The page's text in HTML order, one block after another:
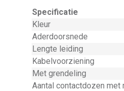
Specificatie
Kleur
Aderdoorsnede
Lengte leiding
Kabelvoorziening
Met grendeling
Aantal contactdozen met